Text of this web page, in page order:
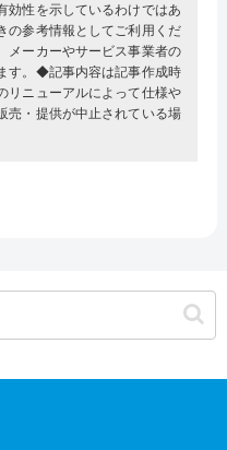
効性を示しているわけではあ
の参考情報としてご利用くだ
メーカーやサービス事業者の
す。◆記事内容は記事作成時
リニューアルによって仕様や
売・提供が中止されている場